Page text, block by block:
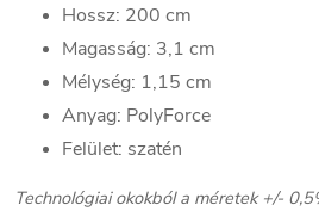
Hossz: 200 cm
Magasság: 3,1 cm
Mélység: 1,15 cm
Anyag: PolyForce
Felület: szatén
Technológiai okokból a méretek +/-